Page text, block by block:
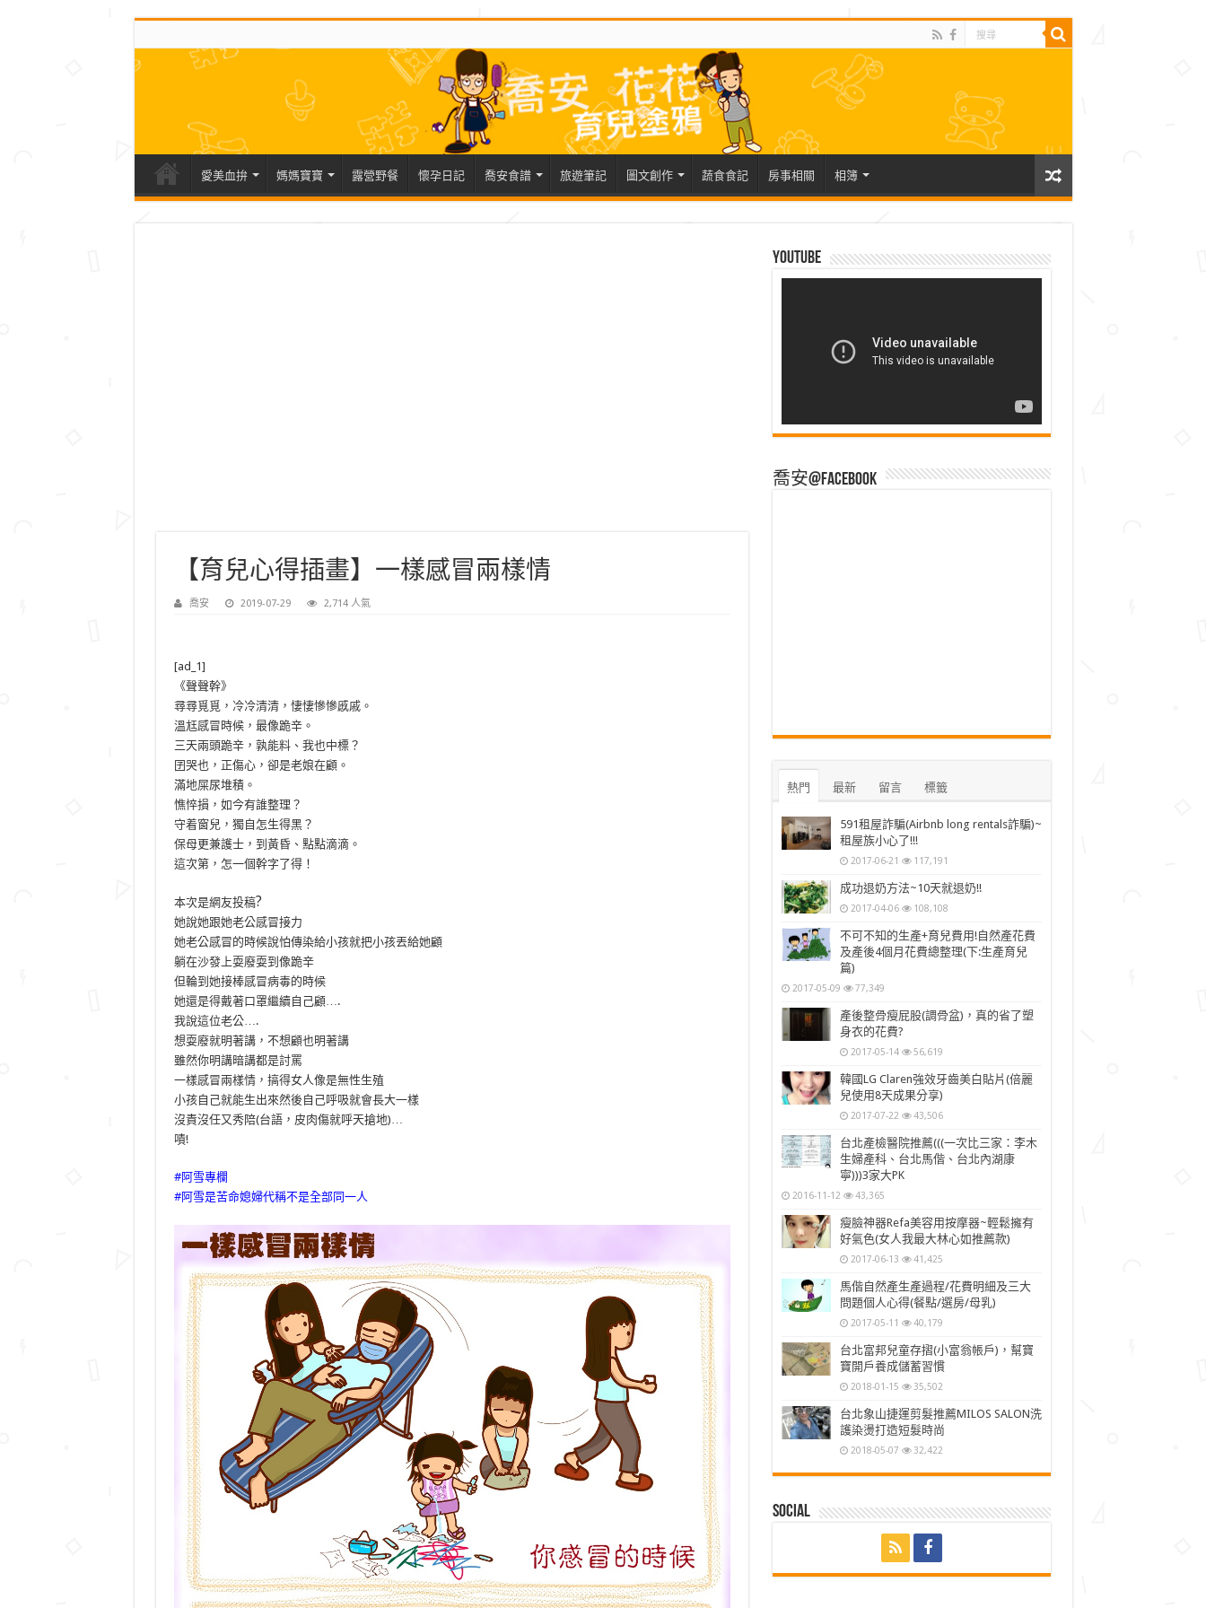
愛美血拚 媽媽寶寶 露營野餐 懷孕日記 喬安食譜 旅遊筆記 圖文創作 蔬食食記 房事相關 相簿
【育兒心得插畫】一樣感冒兩樣情
喬安 2019-07-29 2,714 人氣
[ad_1]
《聲聲幹》
尋尋覓覓，冷冷清清，悽悽慘慘慼戚。
溫尪感冒時候，最像跪辛。
三天兩頭跪辛，孰能料、我也中標？
囝哭也，正傷心，卻是老娘在顧。
滿地屎尿堆積。
憔悴損，如今有誰整理？
守着窗兒，獨自怎生得黑？
保母更兼護士，到黃昏、點點滴滴。
這次第，怎一個幹字了得！
本次是網友投稿?
她說她跟她老公感冒接力
她老公感冒的時候說怕傳染給小孩就把小孩丟給她顧
躺在沙發上耍廢耍到像跪辛
但輪到她接棒感冒病毒的時候
她還是得戴著口罩繼續自己顧….
我說這位老公….
想耍廢就明著講，不想顧也明著講
雖然你明講暗講都是討罵
一樣感冒兩樣情，搞得女人像是無性生殖
小孩自己就能生出來然後自己呼吸就會長大一樣
沒責沒任又秀陪(台語，皮肉傷就呼天搶地)…
嘖!
#阿雪專欄
#阿雪是苦命媳婦代稱不是全部同一人
Youtube
喬安@Facebook
熱門 最新 留言 標籤
591租屋詐騙(Airbnb long rentals詐騙)~
租屋族小心了!!!
2017-06-21 117,191
成功退奶方法~10天就退奶!!
2017-04-06 108,108
不可不知的生產+育兒費用!自然產花費
及產後4個月花費總整理(下:生產育兒
篇)
2017-05-09 77,349
產後整骨瘦屁股(調骨盆)，真的省了塑
身衣的花費?
2017-05-14 56,619
韓國LG Claren強效牙齒美白貼片(倍麗
兒使用8天成果分享)
2017-07-22 43,506
台北產檢醫院推薦(((一次比三家：李木
生婦產科、台北馬偕、台北內湖康
寧)))3家大PK
2016-11-12 43,365
瘦臉神器Refa美容用按摩器~輕鬆擁有
好氣色(女人我最大林心如推薦款)
2017-06-13 41,425
馬偕自然產生產過程/花費明細及三大
問題個人心得(餐點/選房/母乳)
2017-05-11 40,179
台北富邦兒童存摺(小富翁帳戶)，幫寶
寶開戶養成儲蓄習慣
2018-01-15 35,502
台北象山捷運剪髮推薦MILOS SALON洗
護染燙打造短髮時尚
2018-05-07 32,422
Social